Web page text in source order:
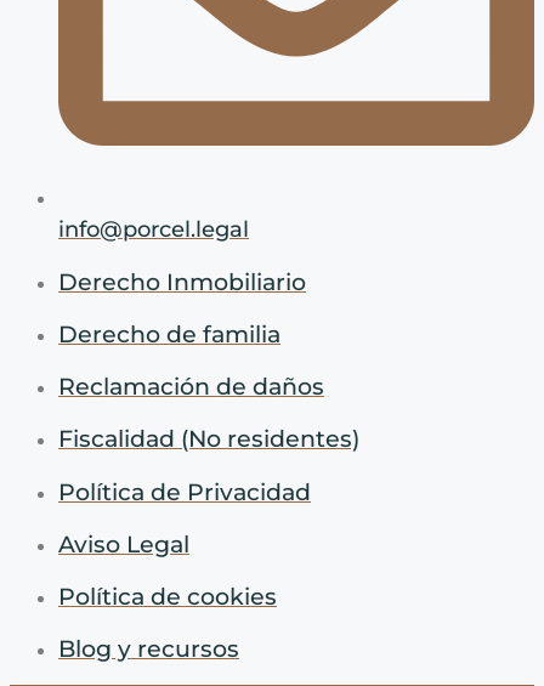
info@porcel.legal
Derecho Inmobiliario
Derecho de familia
Reclamación de daños
Fiscalidad (No residentes)
Política de Privacidad
Aviso Legal
Política de cookies
Blog y recursos